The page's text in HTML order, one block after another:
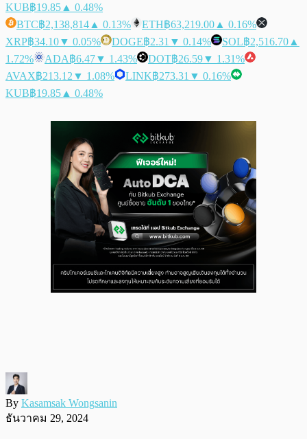
KUB฿19.85 ▲ 0.48%
BTC฿2,138,814 ▲ 0.13% ETH฿63,219.00 ▲ 0.16%
XRP฿34.10▼ 0.05% DOGE฿2.31 ▼ 0.14% SOL฿2,516.70 ▲
1.72%
ADA฿6.47▼ 1.43% DOT฿26.59▼ 1.31%
AVAX฿213.12 ▼ 1.08% LINK฿273.31 ▼ 0.16%
KUB฿19.85 ▲ 0.48%
By Kasamsak Wongsanin
ธันวาคม 29, 2024